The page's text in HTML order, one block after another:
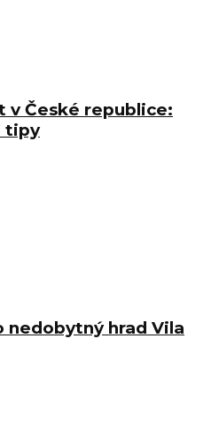
v České republice:
tipy
nedobytný hrad Vila